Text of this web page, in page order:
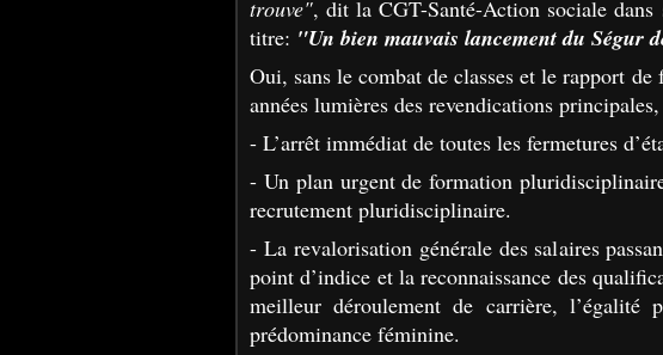
trouve", dit la CGT-Santé-Action sociale
titre: "Un bien mauvais lancement du Ségur
Oui, sans le combat de classes et le rapport
années lumières des revendications
- L’arrêt immédiat de toutes les fermetures
- Un plan urgent de formation
recrutement pluridisciplinaire.
- La revalorisation générale des salaires
point d’indice et lareconnaissance des
meilleur déroulement de carrière, l’égalité
prédominance féminine.